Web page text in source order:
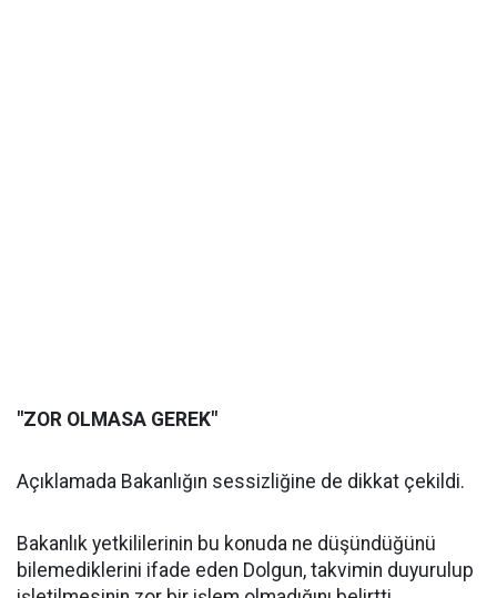
"ZOR OLMASA GEREK"
Açıklamada Bakanlığın sessizliğine de dikkat çekildi.
Bakanlık yetkililerinin bu konuda ne düşündüğünü
bilemediklerini ifade eden Dolgun, takvimin duyurulup